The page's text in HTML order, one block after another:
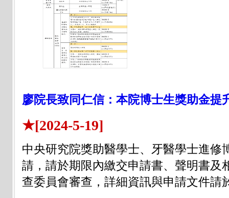
廖院長致同仁信：本院博士生獎助金提
★[2024-5-19]
中央研究院獎助醫學士、牙醫學士進修
請，請於期限內繳交申請書、聲明書及
查委員會審查，詳細資訊與申請文件請